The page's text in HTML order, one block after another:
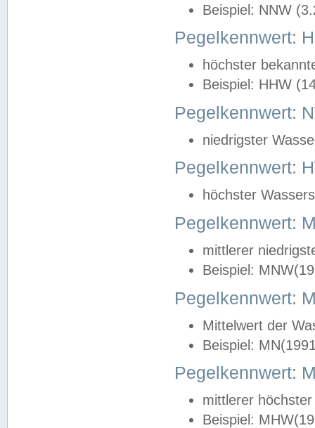
Beispiel: NNW
Pegelkennwert:
höchster
Beispiel: HHW
Pegelkennwert:
niedrigster
Pegelkennwert:
höchster
Pegelkennwert:
mittlerer
Beispiel:
Pegelkennwert:
Mittelwert der
Beispiel:
Pegelkennwert:
mittlerer
Beispiel: